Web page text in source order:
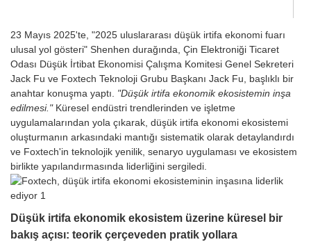
23 Mayıs 2025'te, "2025 uluslararası düşük irtifa ekonomi fuarı
ulusal yol gösteri" Shenhen durağında, Çin Elektroniği Ticaret
Odası Düşük İrtibat Ekonomisi Çalışma Komitesi Genel Sekreteri
Jack Fu ve Foxtech Teknoloji Grubu Başkanı Jack Fu, başlıklı bir
anahtar konuşma yaptı. "Düşük irtifa ekonomik ekosistemin inşa
edilmesi." Küresel endüstri trendlerinden ve işletme
uygulamalarından yola çıkarak, düşük irtifa ekonomi ekosistemi
oluşturmanın arkasındaki mantığı sistematik olarak detaylandırdı
ve Foxtech'in teknolojik yenilik, senaryo uygulaması ve ekosistem
birlikte yapılandırmasında liderliğini sergiledi.
Düşük irtifa ekonomik ekosistem üzerine küresel bir
bakış açısı: teorik çerçeveden pratik yollara